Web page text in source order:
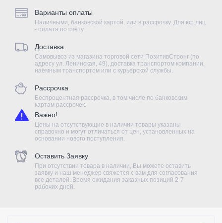
Варианты оплаты
Наличными, банковской картой, или в рассрочку. Для юр.лиц
- оплата по счёту.
Доставка
Самовывоз из магазина торговой сети ПозитивСтронг (по
адресу ул. Ленинская, 49), доставка транспортом компании,
наёмным транспортом или с курьерской службы.
Рассрочка
Беспроцентная рассрочка, в том числе по банковским
картам рассрочек.
Важно!
Цены на отсутствующие в наличии товары указаны
справочно и могут отличаться от цен, установленных на
основании нового поступления.
Оставить Заявку
При отсутствии товара в наличии, Вы можете оставить
заявку и наш менеджер свяжется с вам для согласования
все деталей. Время ожидания заказных позиций 2-7
рабочих дней.